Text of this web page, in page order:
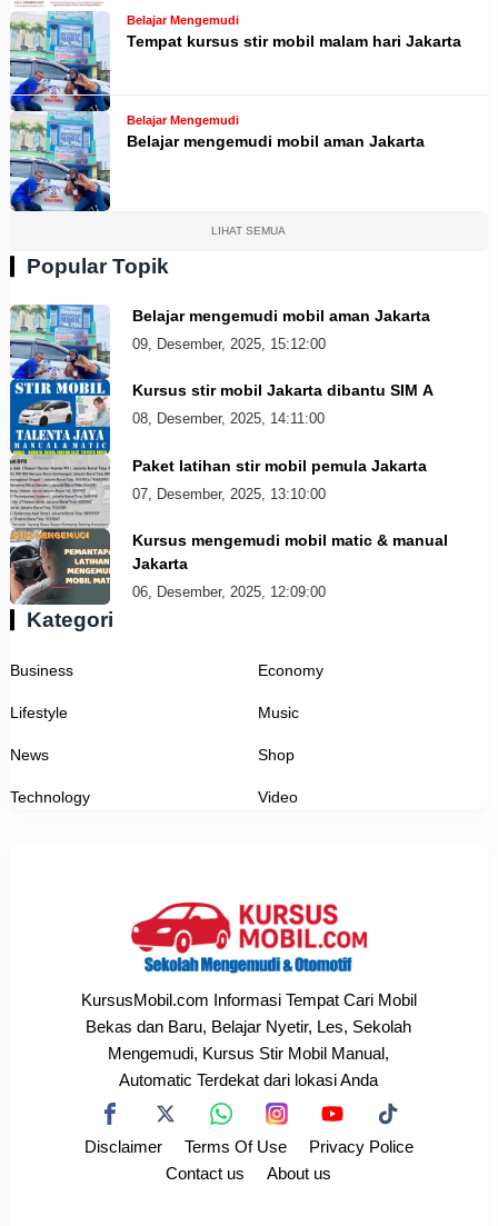
Belajar Mengemudi
Tempat kursus stir mobil malam hari Jakarta
Belajar Mengemudi
Belajar mengemudi mobil aman Jakarta
LIHAT SEMUA
Popular Topik
Belajar mengemudi mobil aman Jakarta
09, Desember, 2025, 15:12:00
Kursus stir mobil Jakarta dibantu SIM A
08, Desember, 2025, 14:11:00
Paket latihan stir mobil pemula Jakarta
07, Desember, 2025, 13:10:00
Kursus mengemudi mobil matic & manual
Jakarta
06, Desember, 2025, 12:09:00
Kategori
Business Economy
Lifestyle Music
News Shop
Technology Video
KursusMobil.com Informasi Tempat Cari Mobil
Bekas dan Baru, Belajar Nyetir, Les, Sekolah
Mengemudi, Kursus Stir Mobil Manual,
Automatic Terdekat dari lokasi Anda
Disclaimer Terms Of Use
Privacy Police
Contact us
About us